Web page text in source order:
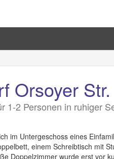
Orsoyer Str.
1-2 Personen in ruhiger
im Untergeschoss eines
einem Schreibtisch mit
Doppelzimmer wurde erst vor